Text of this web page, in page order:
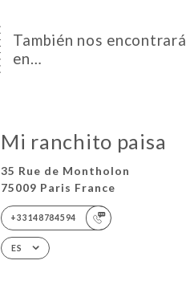
También nos encontrará
en…
Mi ranchito paisa
35 Rue de Montholon
75009 Paris France
+33148784594
ES